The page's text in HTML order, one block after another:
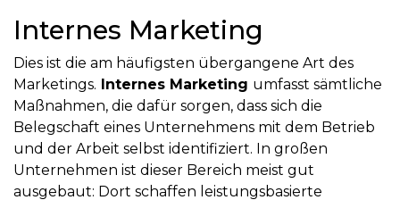
Internes Marketing
Dies ist die am häufigsten übergangene Art des
Marketings. Internes Marketing umfasst sämtliche
Maßnahmen, die dafür sorgen, dass sich die
Belegschaft eines Unternehmens mit dem Betrieb
und der Arbeit selbst identifiziert. In großen
Unternehmen ist dieser Bereich meist gut
ausgebaut: Dort schaffen leistungsbasierte